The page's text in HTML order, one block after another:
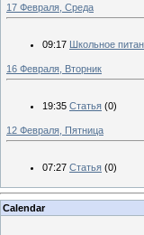
17 Февраля, Среда
09:17 Школьное
16 Февраля, Вторник
19:35 Статья (0)
12 Февраля, Пятница
07:27 Статья (0)
Calendar